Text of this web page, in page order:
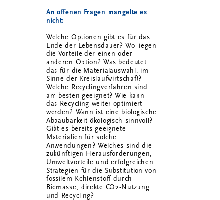
An offenen Fragen mangelte es
nicht:
Welche Optionen gibt es für das
Ende der Lebensdauer? Wo liegen
die Vorteile der einen oder
anderen Option? Was bedeutet
das für die Materialauswahl, im
Sinne der Kreislaufwirtschaft?
Welche Recyclingverfahren sind
am besten geeignet? Wie kann
das Recycling weiter optimiert
werden? Wann ist eine biologische
Abbaubarkeit ökologisch sinnvoll?
Gibt es bereits geeignete
Materialien für solche
Anwendungen? Welches sind die
zukünftigen Herausforderungen,
Umweltvorteile und erfolgreichen
Strategien für die Substitution von
fossilem Kohlenstoff durch
Biomasse, direkte CO2-Nutzung
und Recycling?